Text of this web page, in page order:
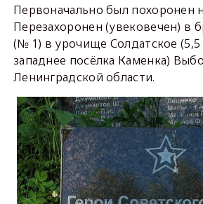
Первоначально был похоронен
Перезахоронен (увековечен) в
(№ 1) в урочище Солдатское
западнее посёлка Каменка)
Ленинградской области.